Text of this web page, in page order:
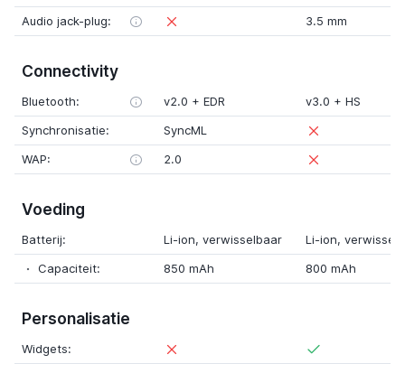
Audio jack-plug:
3.5 mm
Connectivity
Bluetooth: v2.0 + EDR v3.0 + HS
Synchronisatie:
SyncML
WAP:
2.0
Voeding
Batterij: Li-ion, verwisselbaar
Li-ion,
Capaciteit:
850 mAh 800 mAh
Personalisatie
Widgets: